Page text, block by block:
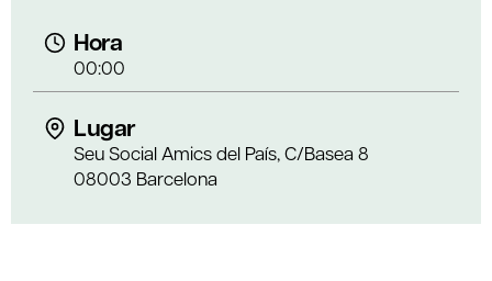
Hora
00:00
Lugar
Seu Social Amics del País, C/Basea 8
08003 Barcelona